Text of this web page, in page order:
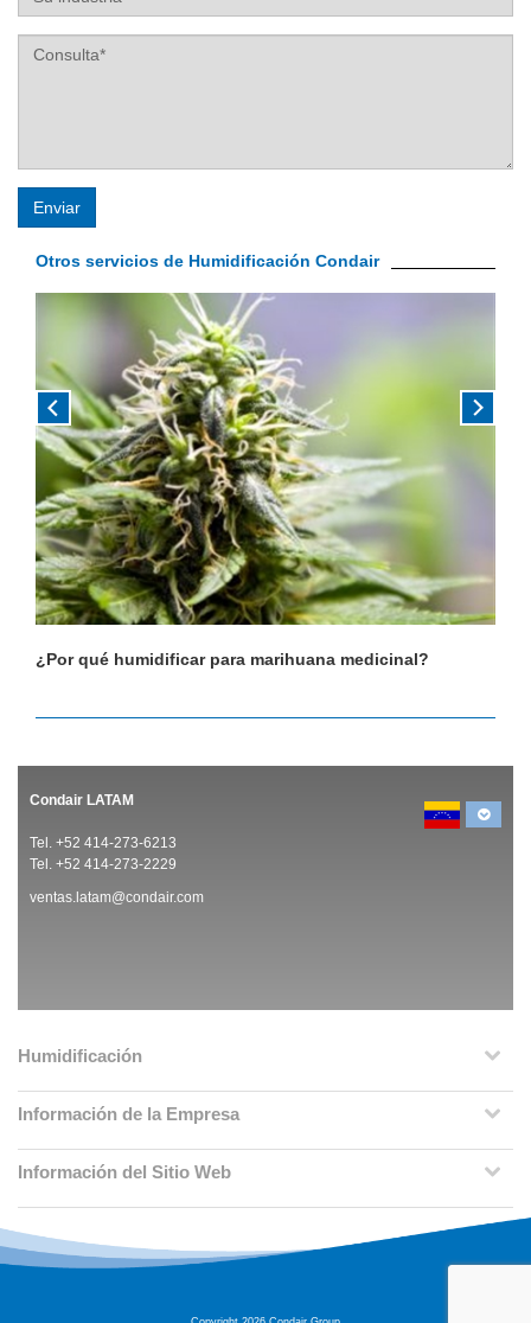
industria
Enviar
Otros servicios de Humidificación Condair
¿Por qué humidificar para marihuana medicinal?
Condair LATAM
Tel. +52 414-273-6213
Tel. +52 414-273-2229
ventas.latam@condair.com
Humidificación
Información de la Empresa
Información del Sitio Web